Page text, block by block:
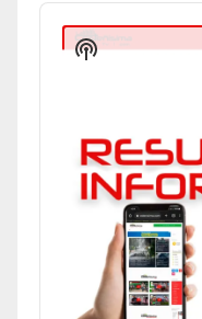
Audio
Player
Show